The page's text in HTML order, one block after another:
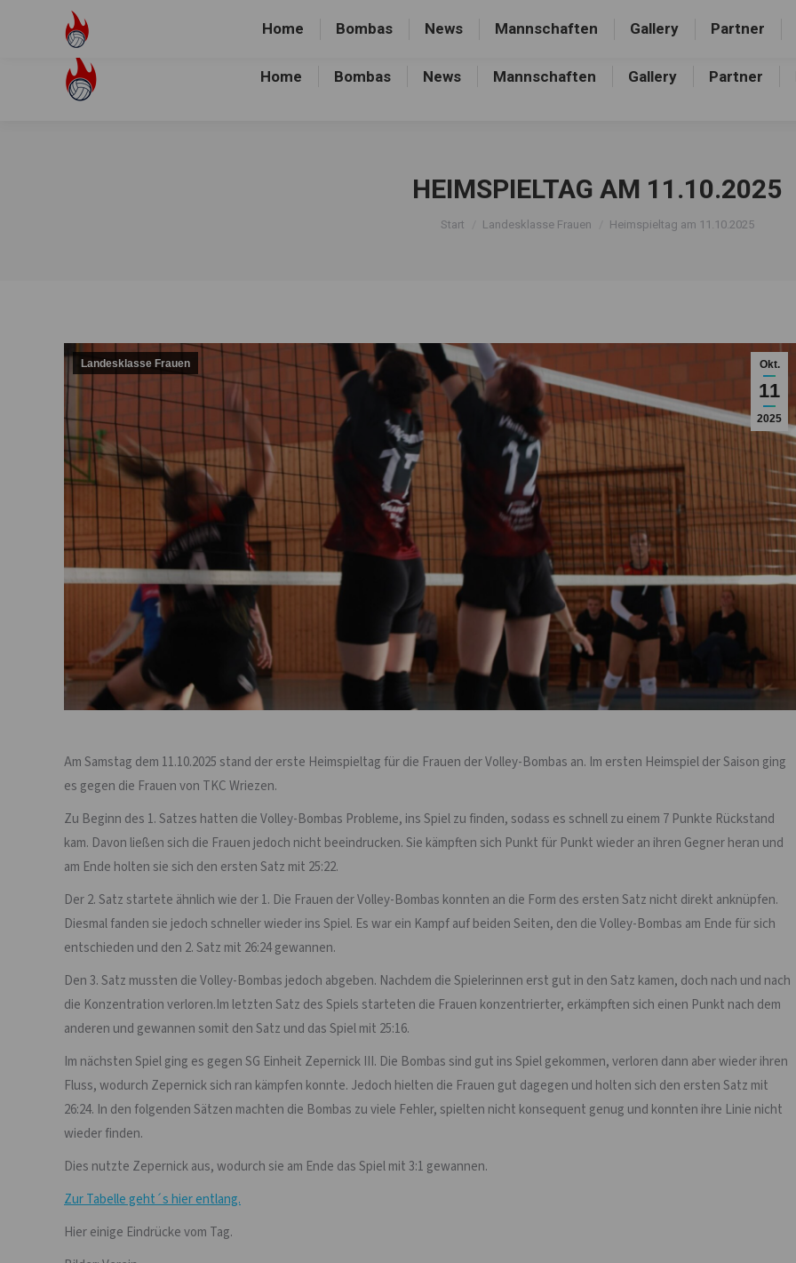
Volley-Bombas e.V.
Home Bombas News Mannschaften Gallery Partner
HEIMSPIELTAG AM 11.10.2025
Sie befinden sich hier:
Start Landesklasse Frauen Heimspieltag am 11.10.2025
Okt.
11
2025
Landesklasse Frauen
Am Samstag dem 11.10.2025 stand der erste Heimspieltag für die Frauen der Volley-Bombas an. Im ersten Heimspiel der Saison ging
es gegen die Frauen von TKC Wriezen.
Zu Beginn des 1. Satzes hatten die Volley-Bombas Probleme, ins Spiel zu finden, sodass es schnell zu einem 7 Punkte Rückstand
kam. Davon ließen sich die Frauen jedoch nicht beeindrucken. Sie kämpften sich Punkt für Punkt wieder an ihren Gegner heran und
am Ende holten sie sich den ersten Satz mit 25:22.
Der 2. Satz startete ähnlich wie der 1. Die Frauen der Volley-Bombas konnten an die Form des ersten Satz nicht direkt anknüpfen.
Diesmal fanden sie jedoch schneller wieder ins Spiel. Es war ein Kampf auf beiden Seiten, den die Volley-Bombas am Ende für sich
entschieden und den 2. Satz mit 26:24 gewannen.
Den 3. Satz mussten die Volley-Bombas jedoch abgeben. Nachdem die Spielerinnen erst gut in den Satz kamen, doch nach und nach
die Konzentration verloren.Im letzten Satz des Spiels starteten die Frauen konzentrierter, erkämpften sich einen Punkt nach dem
anderen und gewannen somit den Satz und das Spiel mit 25:16.
Im nächsten Spiel ging es gegen SG Einheit Zepernick III. Die Bombas sind gut ins Spiel gekommen, verloren dann aber wieder ihren
Fluss, wodurch Zepernick sich ran kämpfen konnte. Jedoch hielten die Frauen gut dagegen und holten sich den ersten Satz mit
26:24. In den folgenden Sätzen machten die Bombas zu viele Fehler, spielten nicht konsequent genug und konnten ihre Linie nicht
wieder finden.
Dies nutzte Zepernick aus, wodurch sie am Ende das Spiel mit 3:1 gewannen.
Zur Tabelle geht´s hier entlang.
Hier einige Eindrücke vom Tag.
Home Bombas News Mannschaften Gallery Partner